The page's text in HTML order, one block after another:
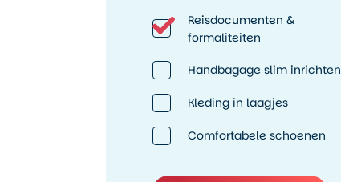
Reisdocumenten &
formaliteiten
Handbagage slim inrichten
Kleding in laagjes
Comfortabele schoenen